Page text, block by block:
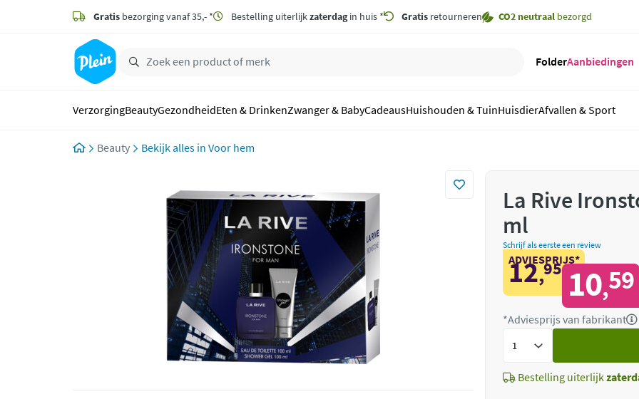
zoeken
hoofdinhoud
Gratis bezorging vanaf 35,- * Bestelling uiterlijkzaterdagin huis * Gratis retourneren CO2 neutraal bezorgd
FolderAanbiedingen
VerzorgingBeautyGezondheidEten & DrinkenZwanger & BabyCadeausHuishouden & TuinHuisdierAfvallen & Sport
Beauty Voor hem
La Rive
ml
Schrijf als eerste een review
ADVIESPRIJS*
12,95 10,59
*Adviesprijs van fabrikant
Bestelling uiterlijk